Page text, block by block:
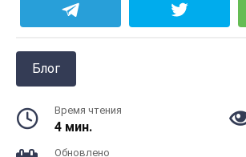
Блог
Время чтения
4 мин.
Обновлено